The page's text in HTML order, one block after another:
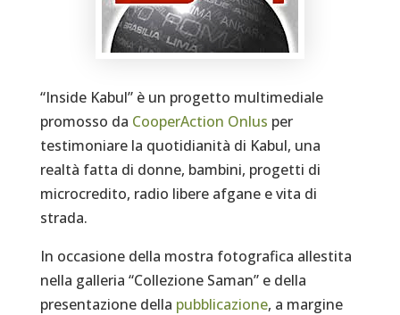
“Inside Kabul” è un progetto multimediale
promosso da CooperAction Onlus per
testimoniare la quotidianità di Kabul, una
realtà fatta di donne, bambini, progetti di
microcredito, radio libere afgane e vita di
strada.
In occasione della mostra fotografica allestita
nella galleria “Collezione Saman” e della
presentazione della pubblicazione, a margine